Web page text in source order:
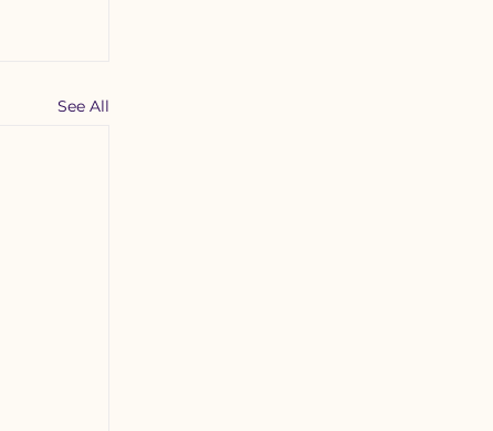
See All